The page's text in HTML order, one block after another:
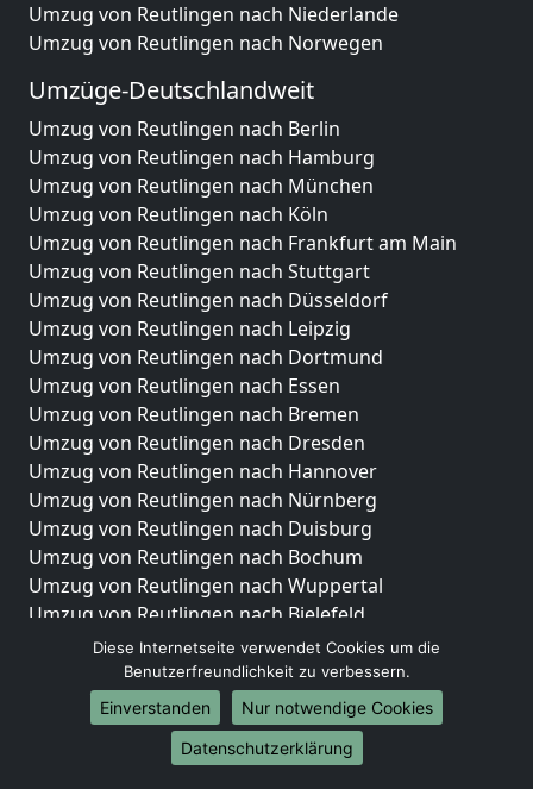
Umzug von Reutlingen nach Niederlande
Umzug von Reutlingen nach Norwegen
Umzüge-Deutschlandweit
Umzug von Reutlingen nach Berlin
Umzug von Reutlingen nach Hamburg
Umzug von Reutlingen nach München
Umzug von Reutlingen nach Köln
Umzug von Reutlingen nach Frankfurt am Main
Umzug von Reutlingen nach Stuttgart
Umzug von Reutlingen nach Düsseldorf
Umzug von Reutlingen nach Leipzig
Umzug von Reutlingen nach Dortmund
Umzug von Reutlingen nach Essen
Umzug von Reutlingen nach Bremen
Umzug von Reutlingen nach Dresden
Umzug von Reutlingen nach Hannover
Umzug von Reutlingen nach Nürnberg
Umzug von Reutlingen nach Duisburg
Umzug von Reutlingen nach Bochum
Umzug von Reutlingen nach Wuppertal
Umzug von Reutlingen nach Bielefeld
Umzug von Reutlingen nach Bonn
Umzug von Reutlingen nach Münster
Internationale-Umzüge
Umzug von Reutlingen nach Brasilien
Diese Internetseite verwendet Cookies um die
Benutzerfreundlichkeit zu verbessern.
Einverstanden
Nur notwendige Cookies
Datenschutzerklärung